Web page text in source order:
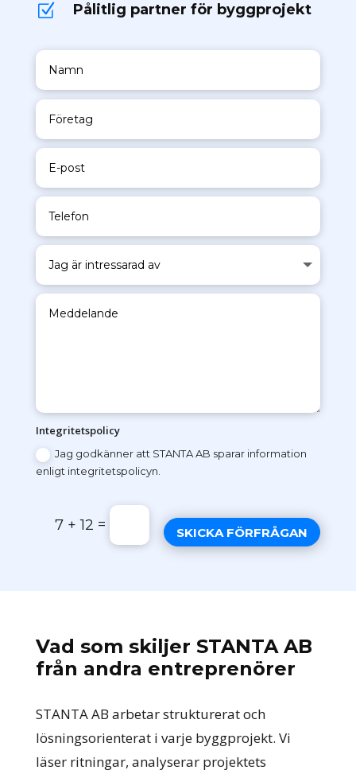
Z Pålitlig partner för byggprojekt
Integritetspolicy
Jag godkänner att STANTA AB sparar information
enligt integritetspolicyn.
7 + 12 = SKICKA FÖRFRÅGAN
Vad som skiljer STANTA AB
från andra entreprenörer
STANTA AB arbetar strukturerat och
lösningsorienterat i varje byggprojekt. Vi
läser ritningar, analyserar projektets